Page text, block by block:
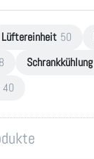
Lüftereinheit 50
Schrankkühlung
40